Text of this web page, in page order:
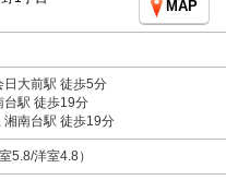
MAP
大前駅 徒歩5分
台駅 徒歩19分
南台駅 徒歩19分
5.8/洋室4.8）